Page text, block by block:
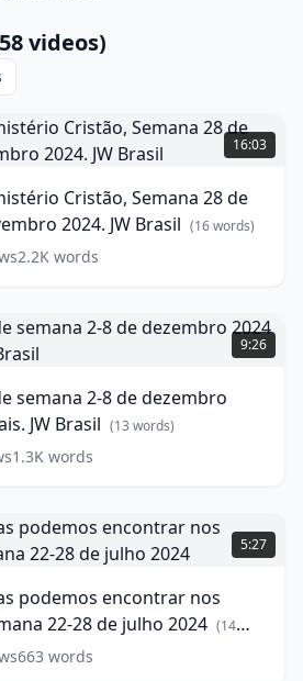
58videos)
16:03
Cristão, Semana 28 de
2024. JW Brasil (16words)
2.2K words
9:26
semana 2-8 de dezembro
JW Brasil (13 words)
1.3K words
5:27
podemos encontrar nos
22-28 de julho 2024 (14
663 words